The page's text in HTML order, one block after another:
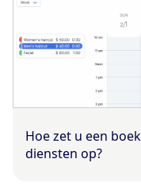
Hoe zet u een
diensten op?